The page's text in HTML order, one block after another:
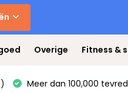
Overige Fitness &
) Meer dan 100,000